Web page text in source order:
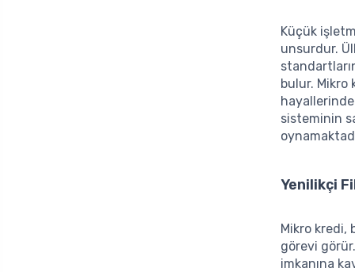
Küçük
unsurdur.
bulur.
sisteminin
Yenilikçi
Mikro kredi,
görevi
imkanına